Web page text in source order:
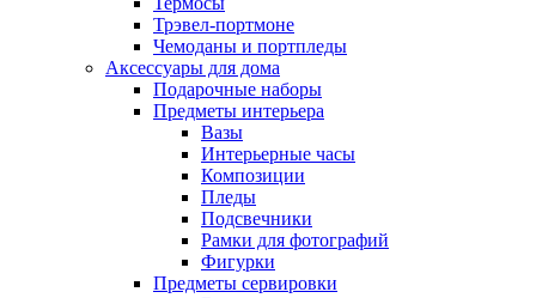
Трэвел-портмоне
Чемоданы и портпледы
Аксессуары для дома
Подарочные наборы
Предметы интерьера
Вазы
Интерьерные часы
Композиции
Пледы
Подсвечники
Рамки для фотографий
Фигурки
Предметы сервировки